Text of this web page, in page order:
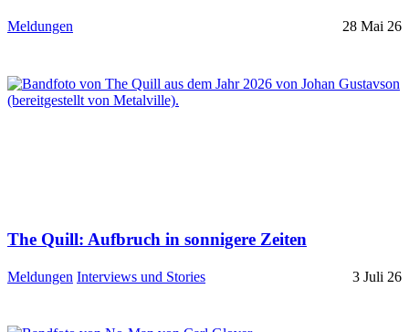
Meldungen 28 Mai 26
The Quill: Aufbruch in sonnigere Zeiten
Meldungen Interviews und Stories 3 Juli 26